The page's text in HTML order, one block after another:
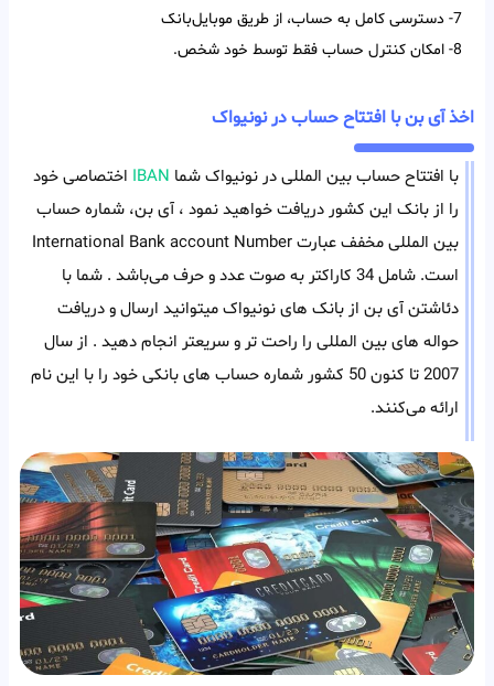
7- دسترسی کامل به حساب، از طریق موبایل‌بانک
8- امکان کنترل حساب فقط توسط خود شخص.
اخذ آی بن با افتتاح حساب در نونیواک
با افتتاح حساب بین المللی در نونیواک شما IBAN اختصاصی خود
را از بانک این کشور دریافت خواهید نمود ، آی بن، شماره حساب
بین المللی مخفف عبارت International Bank account Number
است. شامل 34 کاراکتر به صوت عدد و حرف می‌باشد . شما با
دئاشتن آی بن از بانک های نونیواک میتوانید ارسال و دریافت
حواله های بین المللی را راحت تر و سریعتر انجام دهید . از سال
2007 تا کنون 50 کشور شماره حساب های بانکی خود را با این نام
ارائه می‌کنند.